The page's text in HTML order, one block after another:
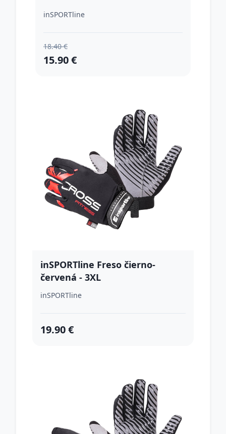
inSPORTline
18.40 €
15.90 €
inSPORTline Freso čierno-
červená - 3XL
inSPORTline
19.90 €